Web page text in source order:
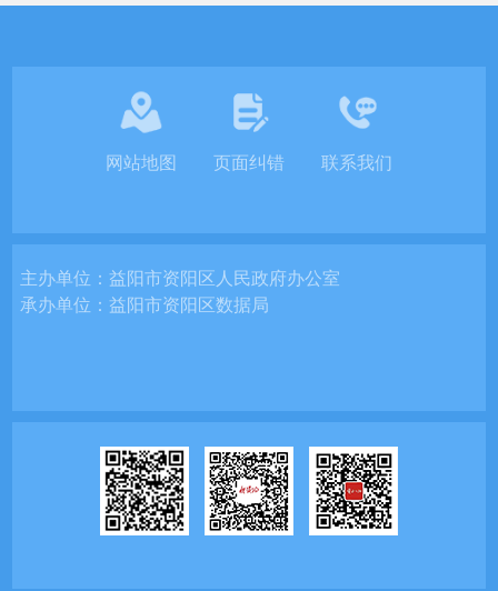
网站地图 页面纠错 联系我们
主办单位：益阳市资阳区人民政府办公室
承办单位：益阳市资阳区数据局